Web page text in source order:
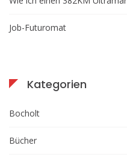
Job-Futuromat
Kategorien
Bocholt
Bücher